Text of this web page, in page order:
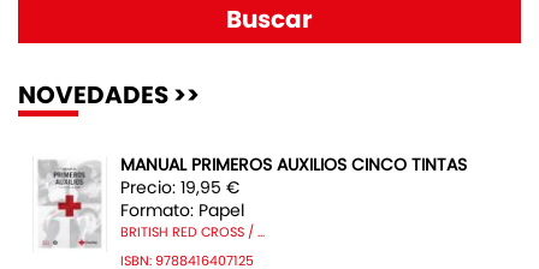
NOVEDADES >>
MANUAL PRIMEROS AUXILIOS CINCO TINTAS
Precio: 19,95 €
Formato: Papel
BRITISH RED CROSS / ...
ISBN: 9788416407125